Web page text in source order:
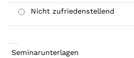
Nicht zufriedenstellend
Seminarunterlagen